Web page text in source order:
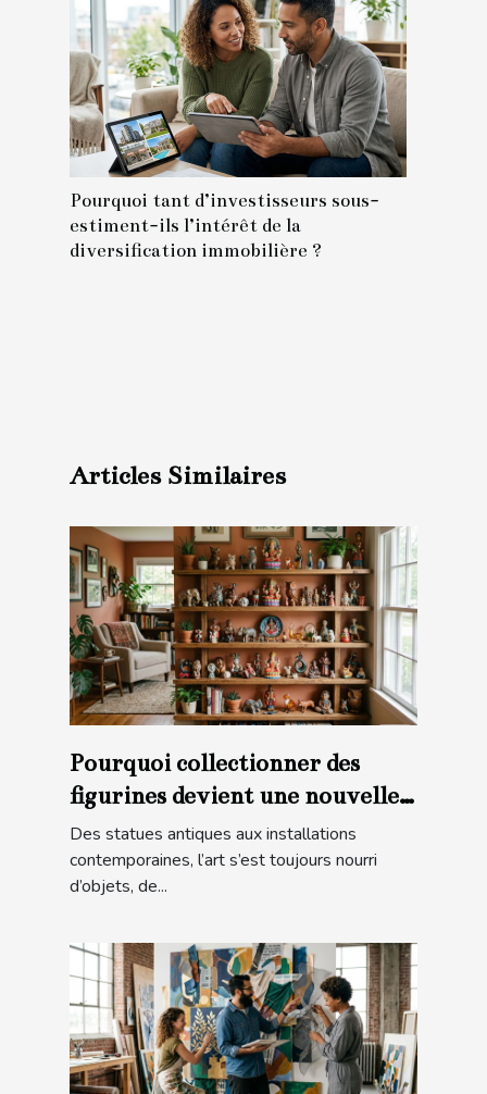
Pourquoi tant d’investisseurs sous-
estiment-ils l’intérêt de la
diversification immobilière ?
Articles Similaires
Pourquoi collectionner des
figurines devient une nouvelle
forme d’art
Des statues antiques aux installations
contemporaines, l’art s’est toujours nourri
d’objets, de...